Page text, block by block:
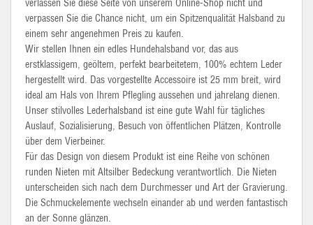
verlassen Sie diese Seite von unserem Online-Shop nicht und
verpassen Sie die Chance nicht, um ein Spitzenqualität Halsband zu
einem sehr angenehmen Preis zu kaufen.
Wir stellen Ihnen ein edles Hundehalsband vor, das aus
erstklassigem, geöltem, perfekt bearbeitetem, 100% echtem Leder
hergestellt wird. Das vorgestellte Accessoire ist 25 mm breit, wird
ideal am Hals von Ihrem Pflegling aussehen und jahrelang dienen.
Unser stilvolles Lederhalsband ist eine gute Wahl für tägliches
Auslauf, Sozialisierung, Besuch von öffentlichen Plätzen, Kontrolle
über dem Vierbeiner.
Für das Design von diesem Produkt ist eine Reihe von schönen
runden Nieten mit Altsilber Bedeckung verantwortlich. Die Nieten
unterscheiden sich nach dem Durchmesser und Art der Gravierung.
Die Schmuckelemente wechseln einander ab und werden fantastisch
an der Sonne glänzen.